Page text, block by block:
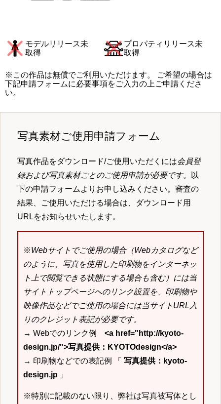
モデルリリース未
取得
プロパティリリース未
取得
※この作品は無償でご利用いただけます。 ご希望の場合は
下記申請フォームに必要事項をご入力の上ご申請くださ
い。
写真素材ご使用申請フォーム
写真作品をダウンロード/ご使用いただくには会員登
録および写真素材ごとのご使用申請が必要です。以
下の申請フォームよりお申し込みください。審査の
結果、ご使用いただける場合は、ダウンロード用
URLをお知らせいたします。
※Webサイトでご使用の場合（Webカタログなど
のように、写真を使用した印刷物をインターネッ
ト上で閲覧できる状態にする場合も含む）には当
サイトトップページへのリンク設置を、印刷物や
映像作品などでご使用の場合には当サイトURL入
りのクレジット表記が必要です。
→ Webでのリンク例 <a href="http://kyoto-
design.jp/">写真提供：KYOTOdesign</a>
→ 印刷物などでの表記例 「 写真提供：kyoto-
design.jp 」
※特別に記載のない限り、弊社は写真被写体とし